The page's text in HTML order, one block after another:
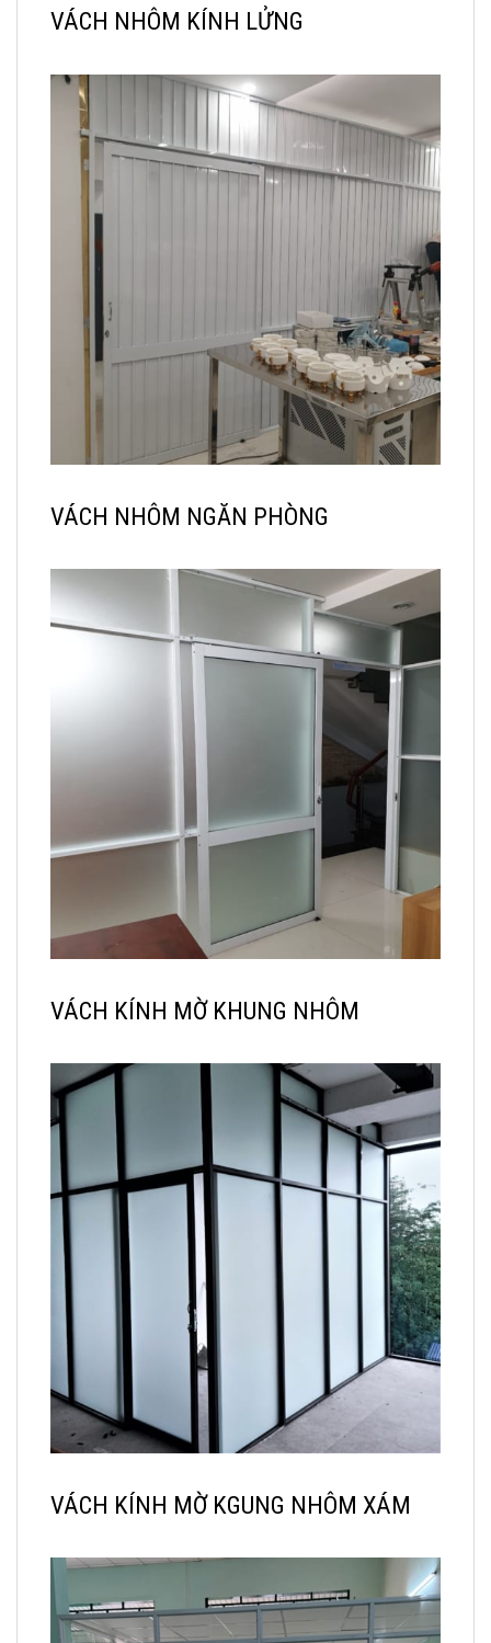
VÁCH NHÔM KÍNH LỬNG
VÁCH NHÔM NGĂN PHÒNG
VÁCH KÍNH MỜ KHUNG NHÔM
VÁCH KÍNH MỜ KGUNG NHÔM XÁM